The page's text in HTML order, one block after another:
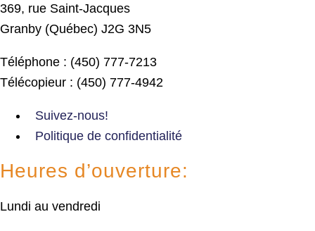
369, rue Saint-Jacques
Granby (Québec) J2G 3N5
Téléphone : (450) 777-7213
Télécopieur : (450) 777-4942
Suivez-nous!
Politique de confidentialité
Heures d’ouverture:
Lundi au vendredi